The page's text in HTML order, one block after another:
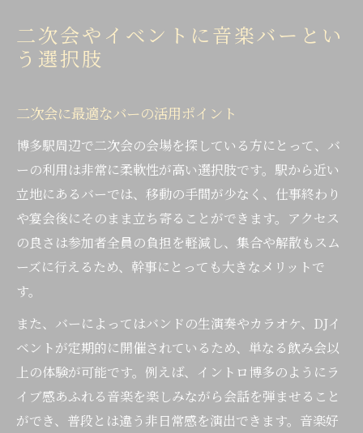
二次会やイベントに音楽バーとい
う選択肢
二次会に最適なバーの活用ポイント
博多駅周辺で二次会の会場を探している方にとって、バ
ーの利用は非常に柔軟性が高い選択肢です。駅から近い
立地にあるバーでは、移動の手間が少なく、仕事終わり
や宴会後にそのまま立ち寄ることができます。アクセス
の良さは参加者全員の負担を軽減し、集合や解散もスム
ーズに行えるため、幹事にとっても大きなメリットで
す。
また、バーによってはバンドの生演奏やカラオケ、DJイ
ベントが定期的に開催されているため、単なる飲み会以
上の体験が可能です。例えば、イントロ博多のようにラ
イブ感あふれる音楽を楽しみながら会話を弾ませること
ができ、普段とは違う非日常感を演出できます。音楽好